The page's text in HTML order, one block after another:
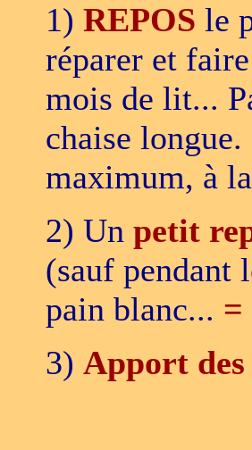
1) REPOS le
réparer et
mois de lit...
chaise
maximum, à
2) Un petit
(sauf pendant
pain blanc... =
3) Apport